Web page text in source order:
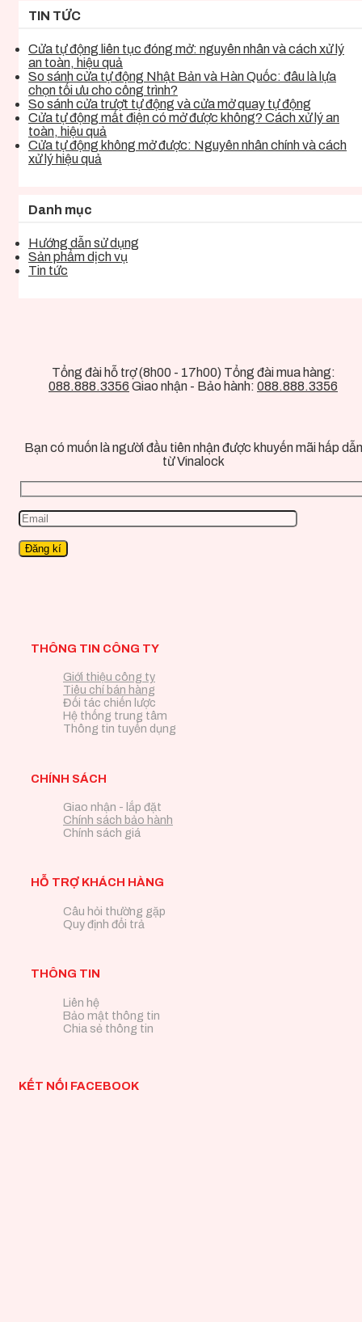
TIN TỨC
Cửa tự động liên tục đóng mở: nguyên nhân và cách xử lý
an toàn, hiệu quả
So sánh cửa tự động Nhật Bản và Hàn Quốc: đâu là lựa
chọn tối ưu cho công trình?
So sánh cửa trượt tự động và cửa mở quay tự động
Cửa tự động mất điện có mở được không? Cách xử lý an
toàn, hiệu quả
Cửa tự động không mở được: Nguyên nhân chính và cách
xử lý hiệu quả
Danh mục
Hướng dẫn sử dụng
Sản phẩm dịch vụ
Tin tức
Tổng đài hỗ trợ (8h00 - 17h00) Tổng đài mua hàng:
088.888.3356 Giao nhận - Bảo hành: 088.888.3356
Bạn có muốn là người đầu tiên nhận được khuyến mãi hấp dẫn
từ Vinalock
THÔNG TIN CÔNG TY
Giới thiệu công ty
Tiêu chí bán hàng
Đối tác chiến lược
Hệ thống trung tâm
Thông tin tuyển dụng
CHÍNH SÁCH
Giao nhận - lắp đặt
Chính sách bảo hành
Chính sách giá
HỖ TRỢ KHÁCH HÀNG
Câu hỏi thường gặp
Quy định đổi trả
THÔNG TIN
Liên hệ
Bảo mật thông tin
Chia sẻ thông tin
KẾT NỐI FACEBOOK